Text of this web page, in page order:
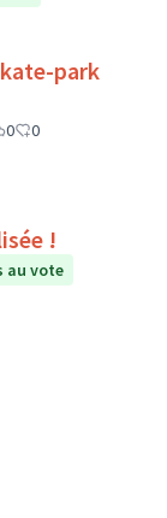
park
0
0
!
au vote